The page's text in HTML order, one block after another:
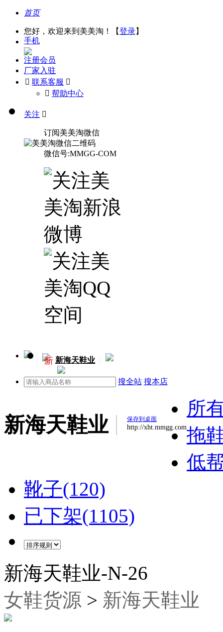
首页
您好，欢迎来到美美淘！【登录】
手机
注册会员
厂家入驻
 联系客服 
󰅃 帮助中心
关注 
订阅美美淘微信
微信号:MMGG-COM
新 新海天鞋业
搜全站 搜本店
新海天鞋业 保存到桌面
http://xht.mmgg.com
所
拖
低
靴子(120)
已下架(1105)
新海天鞋业-N-26
女鞋货源 > 新海天鞋业